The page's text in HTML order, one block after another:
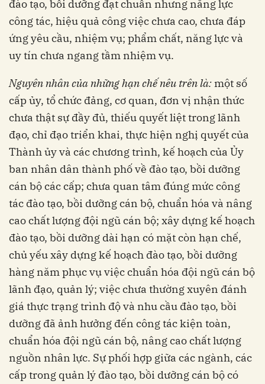
đào tạo, bồi dưỡng đạt chuẩn nhưng năng lực
công tác, hiệu quả công việc chưa cao, chưa đáp
ứng yêu cầu, nhiệm vụ; phẩm chất, năng lực và
uy tín chưa ngang tầm nhiệm vụ.
Nguyên nhân của những hạn chế nêu trên là: một số
cấp ủy, tổ chức đảng, cơ quan, đơn vị nhận thức
chưa thật sự đầy đủ, thiếu quyết liệt trong lãnh
đạo, chỉ đạo triển khai, thực hiện nghị quyết của
Thành ủy và các chương trình, kế hoạch của Ủy
ban nhân dân thành phố về đào tạo, bồi dưỡng
cán bộ các cấp; chưa quan tâm đúng mức công
tác đào tạo, bồi dưỡng cán bộ, chuẩn hóa và nâng
cao chất lượng đội ngũ cán bộ; xây dựng kế hoạch
đào tạo, bồi dưỡng dài hạn có mặt còn hạn chế,
chủ yếu xây dựng kế hoạch đào tạo, bồi dưỡng
hàng năm phục vụ việc chuẩn hóa đội ngũ cán bộ
lãnh đạo, quản lý; việc chưa thường xuyên đánh
giá thực trạng trình độ và nhu cầu đào tạo, bồi
dưỡng đã ảnh hưởng đến công tác kiện toàn,
chuẩn hóa đội ngũ cán bộ, nâng cao chất lượng
nguồn nhân lực. Sự phối hợp giữa các ngành, các
cấp trong quản lý đào tạo, bồi dưỡng cán bộ có